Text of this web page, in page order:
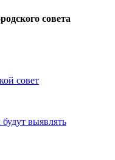
совета
совет
выявлять